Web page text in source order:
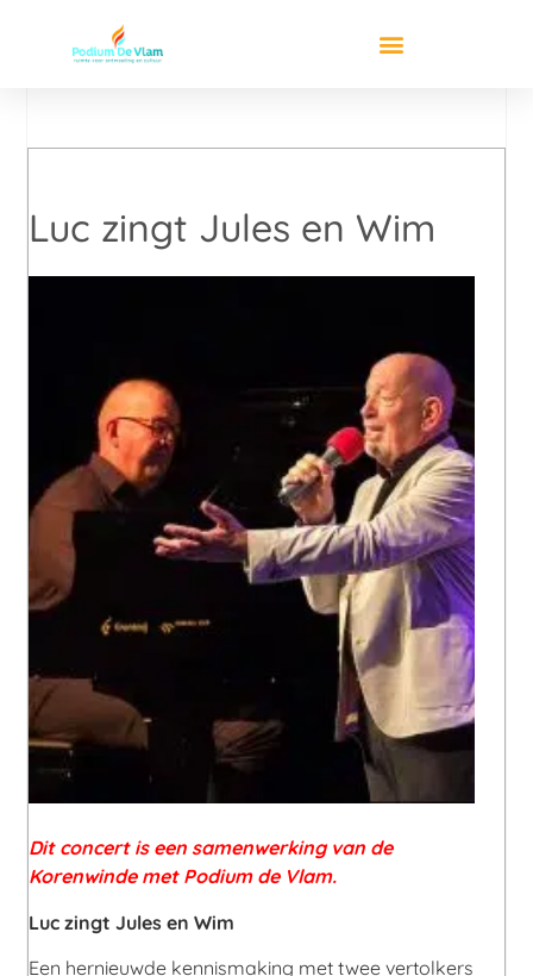
Luc zingt Jules en Wim
Dit concert is een samenwerking van de
Korenwinde met Podium de Vlam.
Luc zingt Jules en Wim
Een hernieuwde kennismaking met twee vertolkers